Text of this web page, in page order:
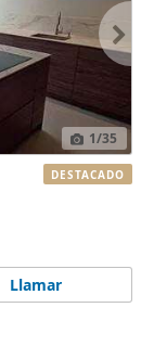
1/35
Llamar
DESTACADO